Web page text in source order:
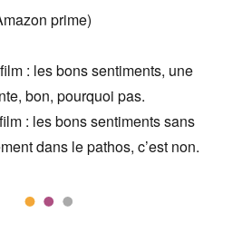
prime)
: les bons sentiments, une
bon, pourquoi pas.
: les bons sentiments sans
dans le pathos, c’est non.